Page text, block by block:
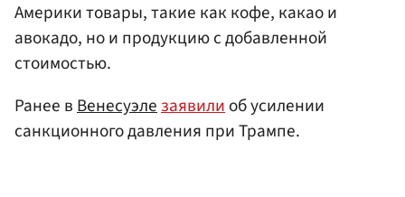
Америки товары, такие как кофе, какао и
авокадо, но и продукцию с добавленной
стоимостью.
Ранее вВенесуэлезаявилиоб усилении
санкционного давления при Трампе.